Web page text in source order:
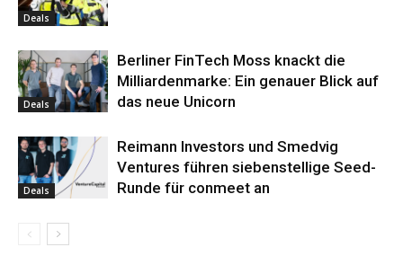
Deals
Deals
Berliner FinTech Moss knackt die
Milliardenmarke: Ein genauer Blick auf
das neue Unicorn
Deals
Reimann Investors und Smedvig
Ventures führen siebenstellige Seed-
Runde für conmeet an